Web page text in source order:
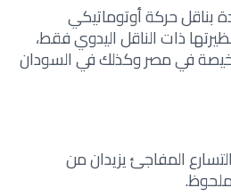
بناقل حركة أوتوماتيكي
ذات الناقل اليدوي فقط،
في مصر وكذلك في السودان
المفاجئ يزيدان من